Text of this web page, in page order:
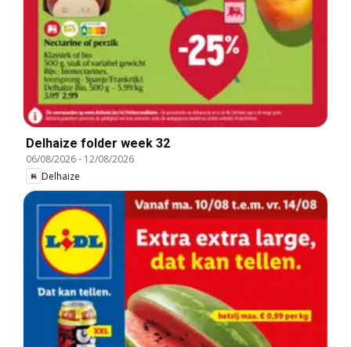
Delhaize folder week 32
06/08/2026- 12/08/2026
Delhaize